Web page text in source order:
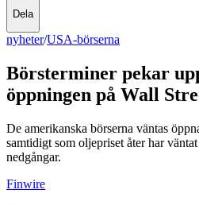
Dela
nyheter/USA-börserna
Börsterminer pekar
öppningen på Wall
De amerikanska börserna väntas
samtidigt som oljepriset åter har
nedgångar.
Finwire